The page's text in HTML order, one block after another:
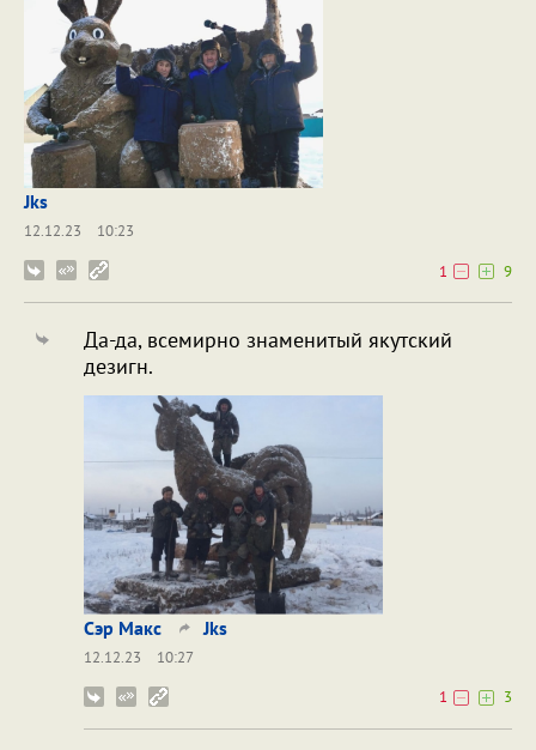
Jks
12.12.23
10:23
1
9
Да-да, всемирно знаменитый якутский
дезигн.
Сэр Макс Jks
12.12.23
10:27
1
3